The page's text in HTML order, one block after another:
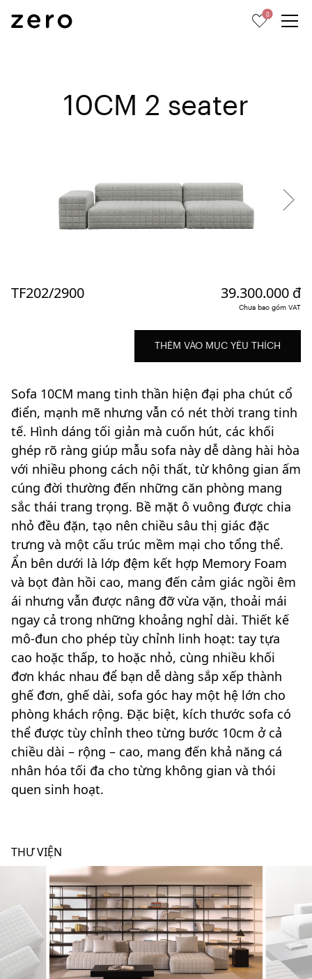
0
10CM 2 seater
TF202/2900 39.300.000 đ
Chưa bao gồm VAT
THÊM VÀO MỤC YÊU THÍCH
Sofa 10CM mang tinh thần hiện đại pha chút cổ
điển, mạnh mẽ nhưng vẫn có nét thời trang tinh
tế. Hình dáng tối giản mà cuốn hút, các khối
ghép rõ ràng giúp mẫu sofa này dễ dàng hài hòa
với nhiều phong cách nội thất, từ không gian ấm
cúng đời thường đến những căn phòng mang
sắc thái trang trọng. Bề mặt ô vuông được chia
nhỏ đều đặn, tạo nên chiều sâu thị giác đặc
trưng và một cấu trúc mềm mại cho tổng thể.
Ẩn bên dưới là lớp đệm kết hợp Memory Foam
và bọt đàn hồi cao, mang đến cảm giác ngồi êm
ái nhưng vẫn được nâng đỡ vừa vặn, thoải mái
ngay cả trong những khoảng nghỉ dài. Thiết kế
mô-đun cho phép tùy chỉnh linh hoạt: tay tựa
cao hoặc thấp, to hoặc nhỏ, cùng nhiều khối
đơn khác nhau để bạn dễ dàng sắp xếp thành
ghế đơn, ghế dài, sofa góc hay một hệ lớn cho
phòng khách rộng. Đặc biệt, kích thước sofa có
thể được tùy chỉnh theo từng bước 10cm ở cả
chiều dài – rộng – cao, mang đến khả năng cá
nhân hóa tối đa cho từng không gian và thói
quen sinh hoạt.
THƯ VIỆN